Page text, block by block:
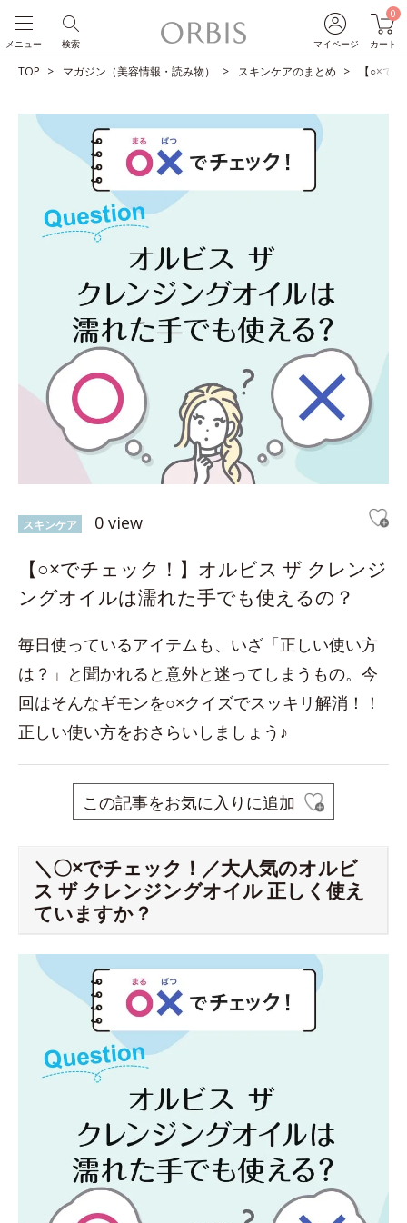
マイページ
0
カート
検索
メニュー
TOP マガジン（美容情報・読み物） スキンケアのまとめ 【○×で
スキンケア 0 view
【○×でチェック！】オルビス ザ クレンジ
ングオイルは濡れた手でも使えるの？
毎日使っているアイテムも、いざ「正しい使い方
は？」と聞かれると意外と迷ってしまうもの。今
回はそんなギモンを○×クイズでスッキリ解消！！
正しい使い方をおさらいしましょう♪
この記事をお気に入りに追加
＼〇×でチェック！／大人気のオルビ
ス ザ クレンジングオイル 正しく使え
ていますか？